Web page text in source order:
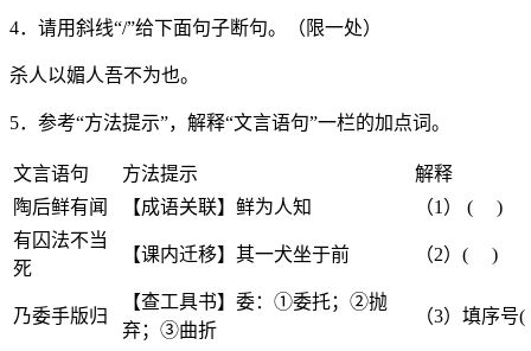
4．请用斜线“/”给下面句子断句。（限一处）
杀人以媚人吾不为也。
5．参考“方法提示”，解释“文言语句”一栏的加点词。
文言语句 方法提示
解释
陶后鲜有闻
【成语关联】鲜为人知
（1） ( )
有囚法不当
死
【课内迁移】其一犬坐于前 （2）( )
乃委手版归
【查工具书】委：①委托；②抛
弃；③曲折
（3）填序